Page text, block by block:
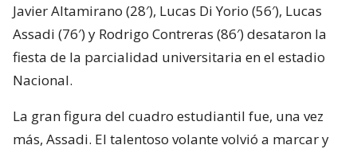
Javier Altamirano (28′), Lucas Di Yorio (56′), Lucas
Assadi (76′) y Rodrigo Contreras (86′) desataron la
fiesta de la parcialidad universitaria en el estadio
Nacional.
La gran figura del cuadro estudiantil fue, una vez
más, Assadi. El talentoso volante volvió a marcar y